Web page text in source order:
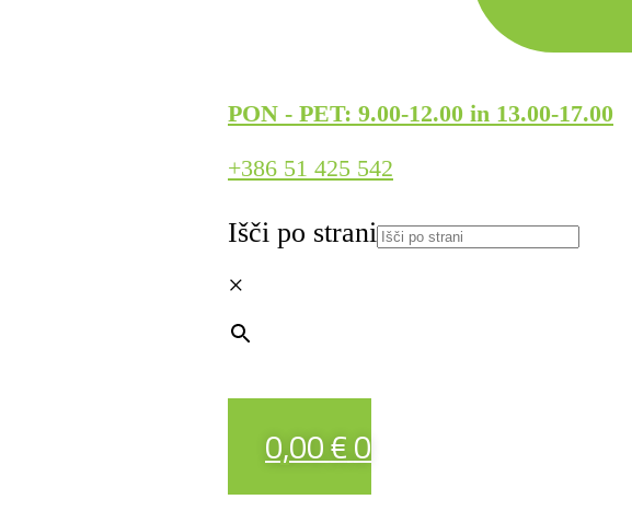
PON - PET: 9.00-12.00 in 13.00-17.00
+386 51 425 542
Išči po strani
×
0,00€0